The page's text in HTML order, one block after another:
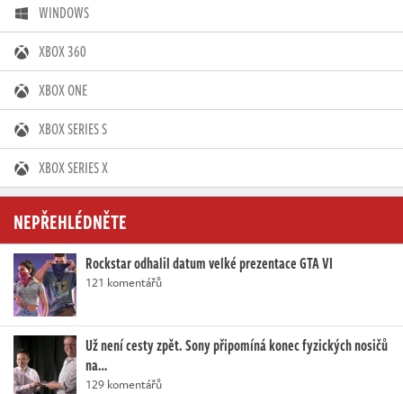
WINDOWS
XBOX 360
XBOX ONE
XBOX SERIES S
XBOX SERIES X
NEPŘEHLÉDNĚTE
Rockstar odhalil datum velké prezentace GTA VI
121 komentářů
Už není cesty zpět. Sony připomíná konec fyzických nosičů
na…
129 komentářů